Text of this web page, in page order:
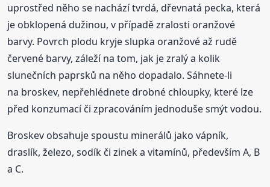
uprostřed něho se nachází tvrdá, dřevnatá pecka, která
je obklopená dužinou, v případě zralosti oranžové
barvy. Povrch plodu kryje slupka oranžové až rudě
červené barvy, záleží na tom, jak je zralý a kolik
slunečních paprsků na něho dopadalo. Sáhnete-li
na broskev, nepřehlédnete drobné chloupky, které lze
před konzumací či zpracováním jednoduše smýt vodou.
Broskev obsahuje spoustu minerálů jako vápník,
draslík, železo, sodík či zinek a vitamínů, především A, B
a C.